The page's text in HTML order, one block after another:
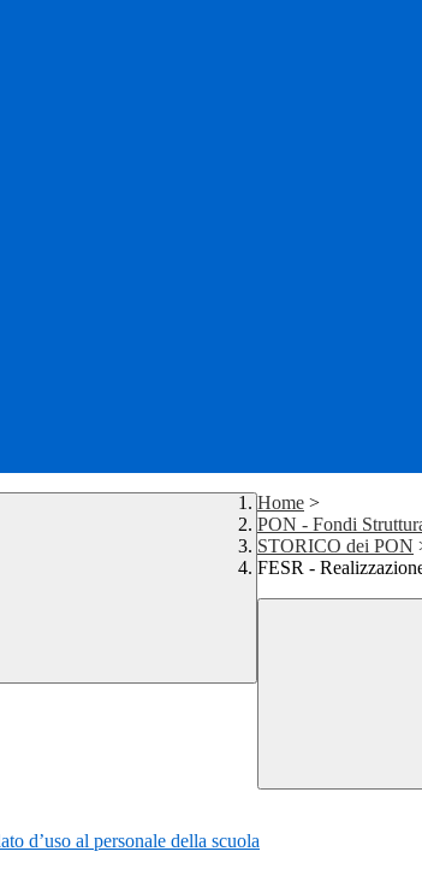
Home >
PON - Fondi
STORICO dei PON
FESR -
d’uso al personale della scuola